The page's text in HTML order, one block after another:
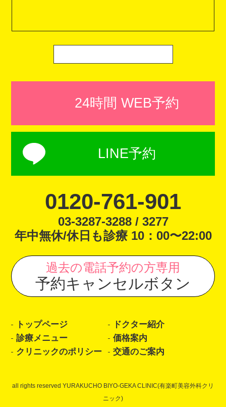
24時間 WEB予約
LINE予約
0120-761-901
03-3287-3288 / 3277
年中無休/休日も診療 10：00〜22:00
過去の電話予約の方専用
予約キャンセルボタン
トップページ
ドクター紹介
診療メニュー
価格案内
クリニックのポリシー
交通のご案内
all rights reserved YURAKUCHO BIYO-GEKA CLINIC(有楽町美容外科クリ
ニック)